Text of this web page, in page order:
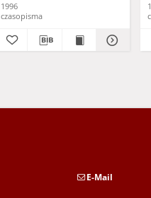
1996
czasopisma
E-Mail